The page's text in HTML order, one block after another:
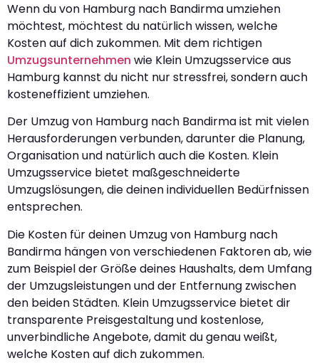
Wenn du von Hamburg nach Bandirma umziehen
möchtest, möchtest du natürlich wissen, welche
Kosten auf dich zukommen. Mit dem richtigen
Umzugsunternehmen wie Klein Umzugsservice aus
Hamburg kannst du nicht nur stressfrei, sondern auch
kosteneffizient umziehen.
Der Umzug von Hamburg nach Bandirma ist mit vielen
Herausforderungen verbunden, darunter die Planung,
Organisation und natürlich auch die Kosten. Klein
Umzugsservice bietet maßgeschneiderte
Umzugslösungen, die deinen individuellen Bedürfnissen
entsprechen.
Die Kosten für deinen Umzug von Hamburg nach
Bandirma hängen von verschiedenen Faktoren ab, wie
zum Beispiel der Größe deines Haushalts, dem Umfang
der Umzugsleistungen und der Entfernung zwischen
den beiden Städten. Klein Umzugsservice bietet dir
transparente Preisgestaltung und kostenlose,
unverbindliche Angebote, damit du genau weißt,
welche Kosten auf dich zukommen.